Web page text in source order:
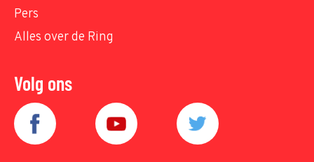
Pers
Alles over de Ring
Volg ons